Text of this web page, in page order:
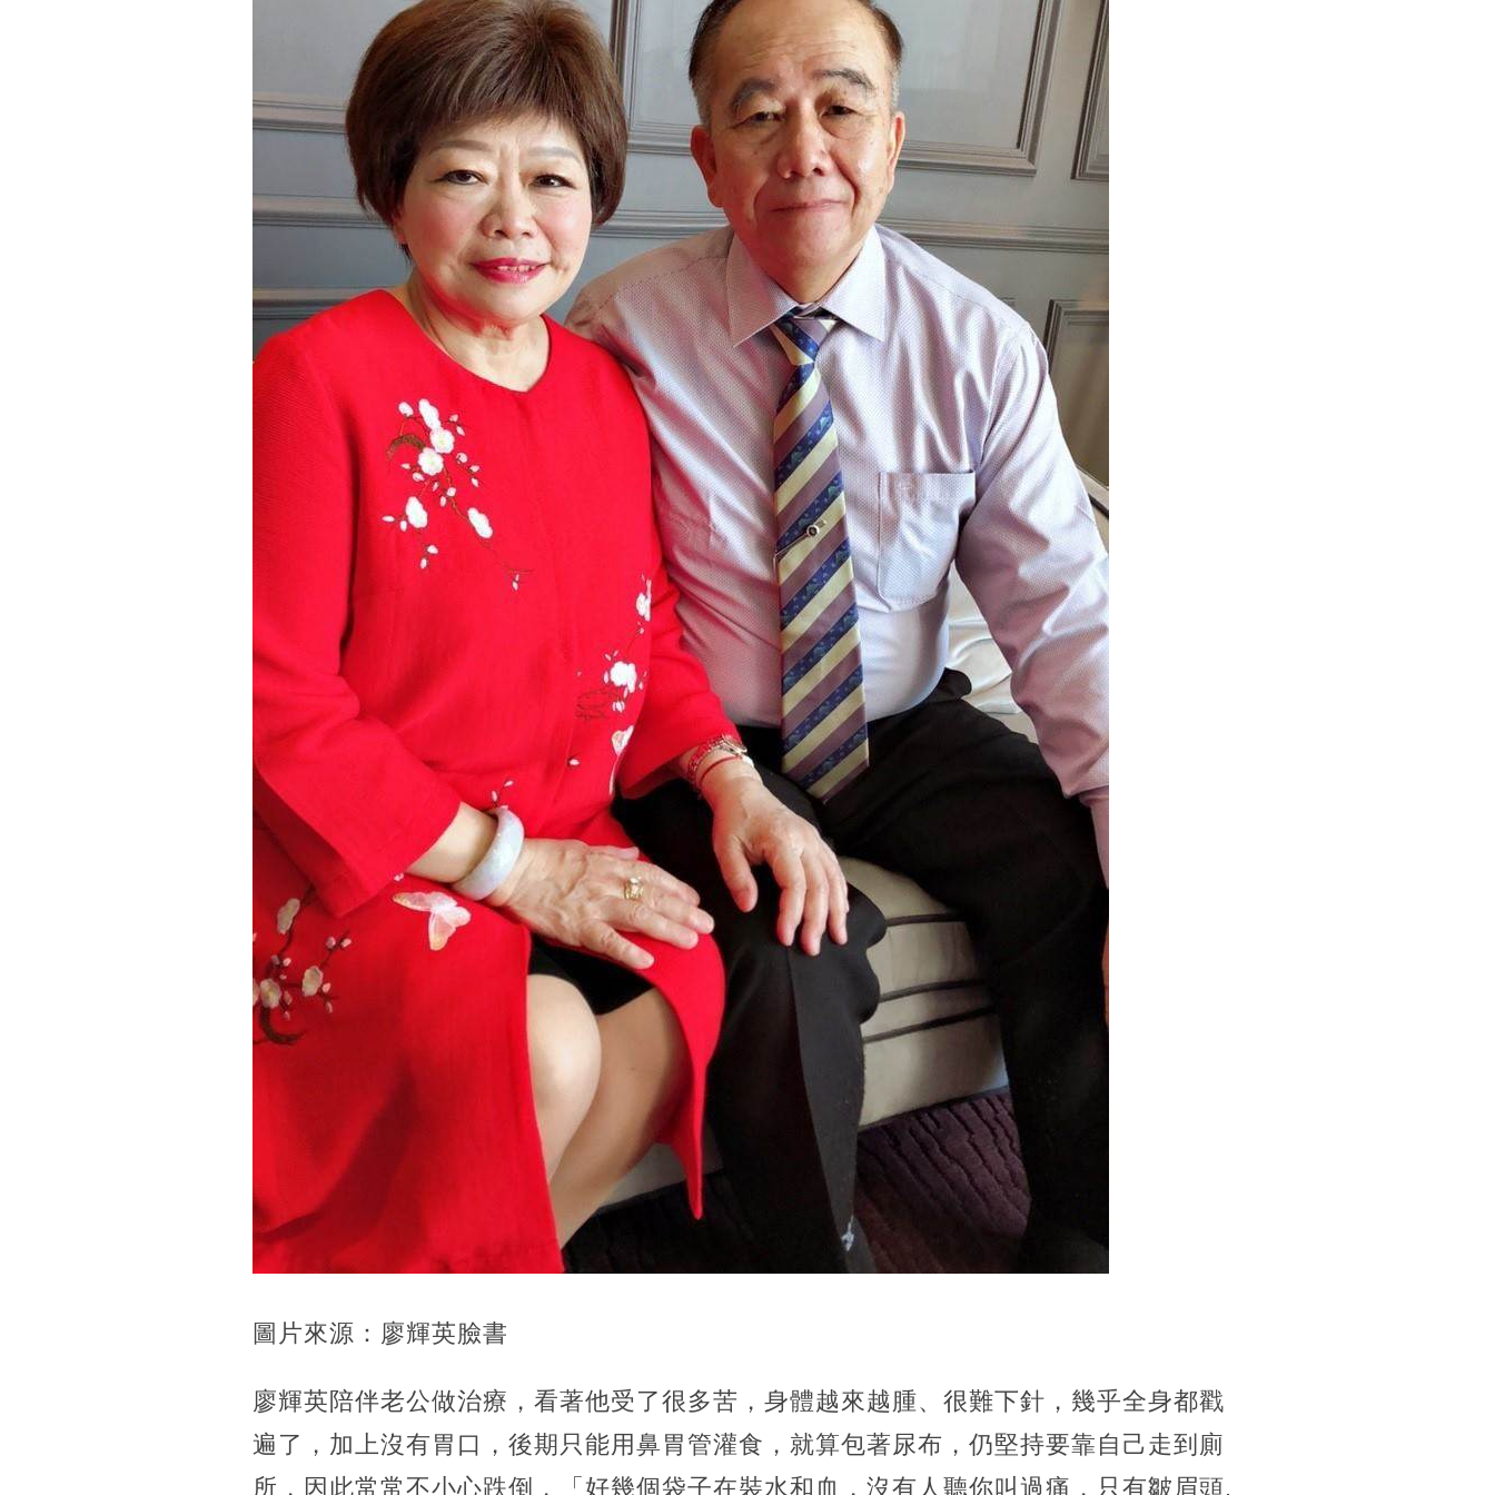
圖片來源：廖輝英臉書
廖輝英陪伴老公做治療，看著他受了很多苦，身體越來越腫、很難下針，幾乎全身都戳
遍了，加上沒有胃口，後期只能用鼻胃管灌食，就算包著尿布，仍堅持要靠自己走到廁
所，因此常常不小心跌倒，「好幾個袋子在裝水和血，沒有人聽你叫過痛，只有皺眉頭.